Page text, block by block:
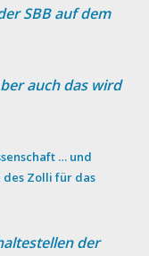
SBB auf dem
auch das wird
… und
des Zolli für das
der